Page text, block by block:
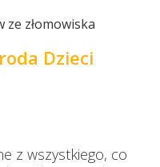
Dzieci
z wszystkiego, co